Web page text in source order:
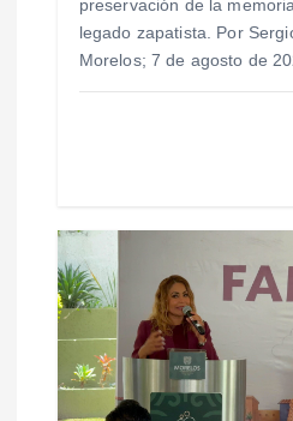
a
s
preservación de la
legado zapatista. Por
Morelos; 7 de agosto de